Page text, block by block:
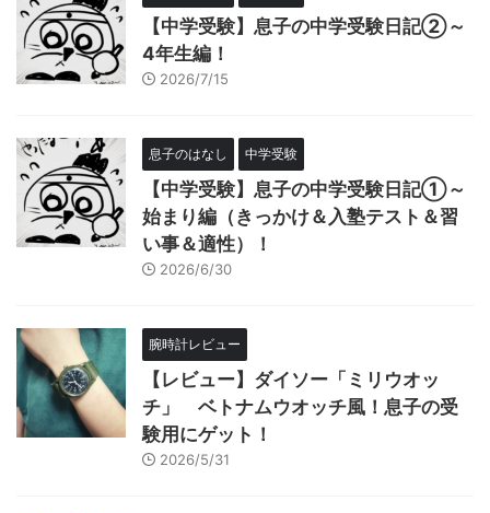
【中学受験】息子の中学受験日記②～
4年生編！
2026/7/15
息子のはなし 中学受験
【中学受験】息子の中学受験日記①～
始まり編（きっかけ＆入塾テスト＆習
い事＆適性）！
2026/6/30
腕時計レビュー
【レビュー】ダイソー「ミリウオッ
チ」 ベトナムウオッチ風！息子の受
験用にゲット！
2026/5/31